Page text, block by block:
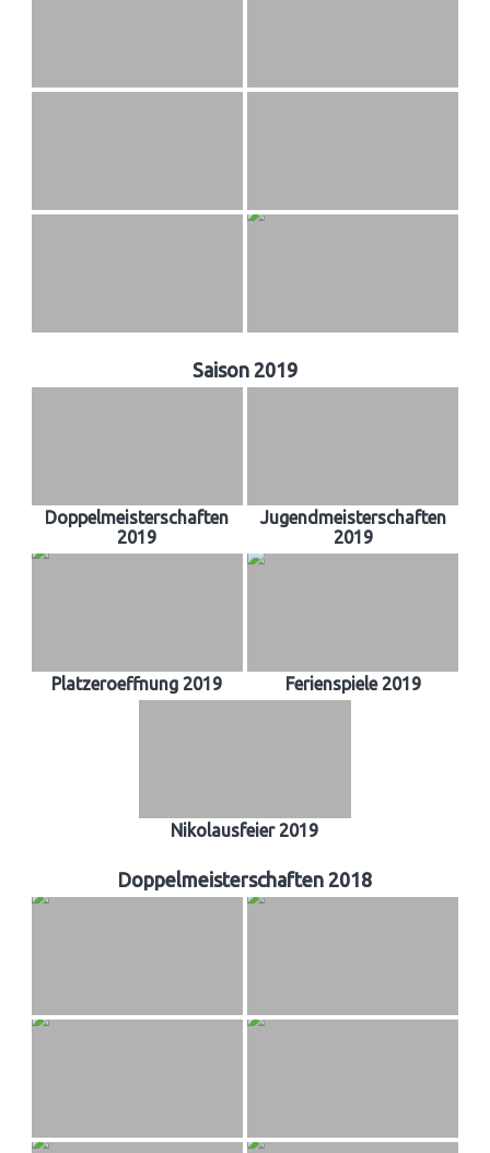
Saison 2019
Doppelmeisterschaften
2019
Jugendmeisterschaften
2019
Platzeroeffnung 2019 Ferienspiele 2019
Nikolausfeier 2019
Doppelmeisterschaften 2018